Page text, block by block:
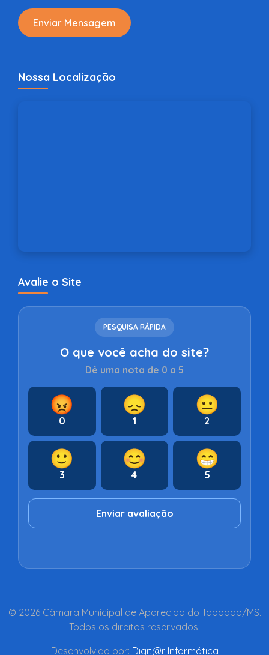
Enviar Mensagem
Nossa Localização
Avalie o Site
PESQUISA RÁPIDA
O que você acha do site?
Dê uma nota de 0 a 5
😡
0
😞
1
😐
2
🙂
3
😊
4
😁
5
Enviar avaliação
© 2026 Câmara Municipal de Aparecida do Taboado/MS.
Todos os direitos reservados.
Desenvolvido por: Digit@r Informática